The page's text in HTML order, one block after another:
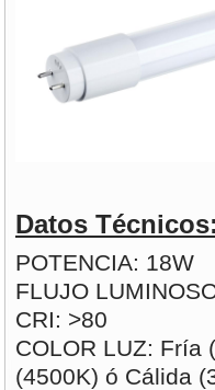
Datos
POTENCIA: 18W
FLUJO
CRI: >80
COLOR LUZ: Fría
(4500K) ó Cálida